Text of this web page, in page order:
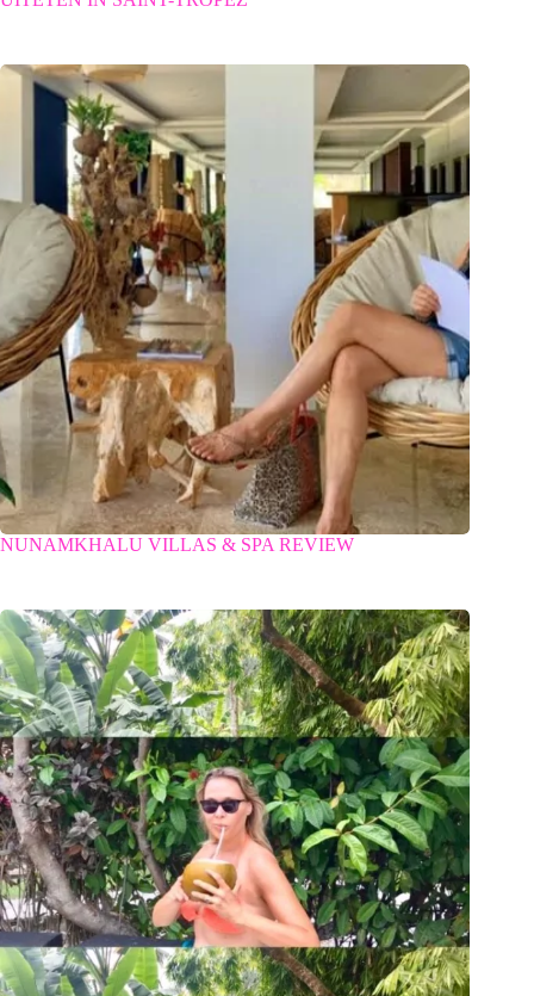
NUNAMKHALU VILLAS & SPA REVIEW